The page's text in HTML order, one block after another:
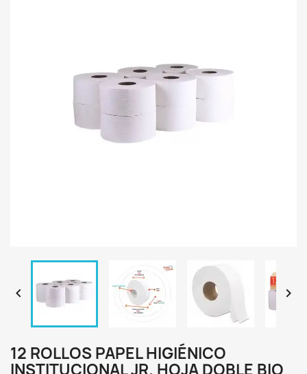
 
12 ROLLOS PAPEL HIGIÉNICO
INSTITUCIONAL JR. HOJA DOBLE BIO